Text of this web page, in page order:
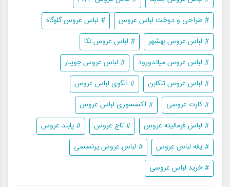
# طراحی و دوخت لباس عروس
# لباس عروس گلوگاه
# لباس عروس بهشهر
# لباس عروس نکا
# لباس عروس میاندورود
# لباس عروس جویبار
# لباس عروس تنکابن
# الگوی لباس عروس
# کارت عروسی
# اکسسوری لباس عروس
# لباس فرمالیته عروس
# تاج عروس
# پابند عروس
# یقه لباس عروس
# لباس عروس پرنسسی
# خرید لباس عروسی